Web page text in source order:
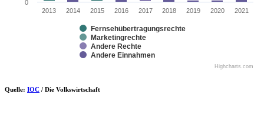
Fernsehübertragungsrechte
Marketingrechte
Andere Rechte
Andere Einnahmen
2013 2014 2015 2016 2017 2018 2019 2020 2021
0
Highcharts.com
Quelle: IOC / Die Volkswirtschaft